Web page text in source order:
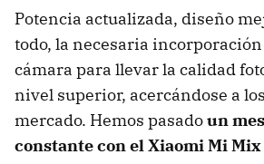
Potencia actualizada, diseño
todo, la necesaria
cámara para llevar la calidad
nivel superior, acercándose a
mercado. Hemos pasadoun
constante con el Xiaomi Mi Mix